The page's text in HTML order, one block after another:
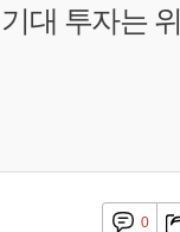
대 투자는 위
0